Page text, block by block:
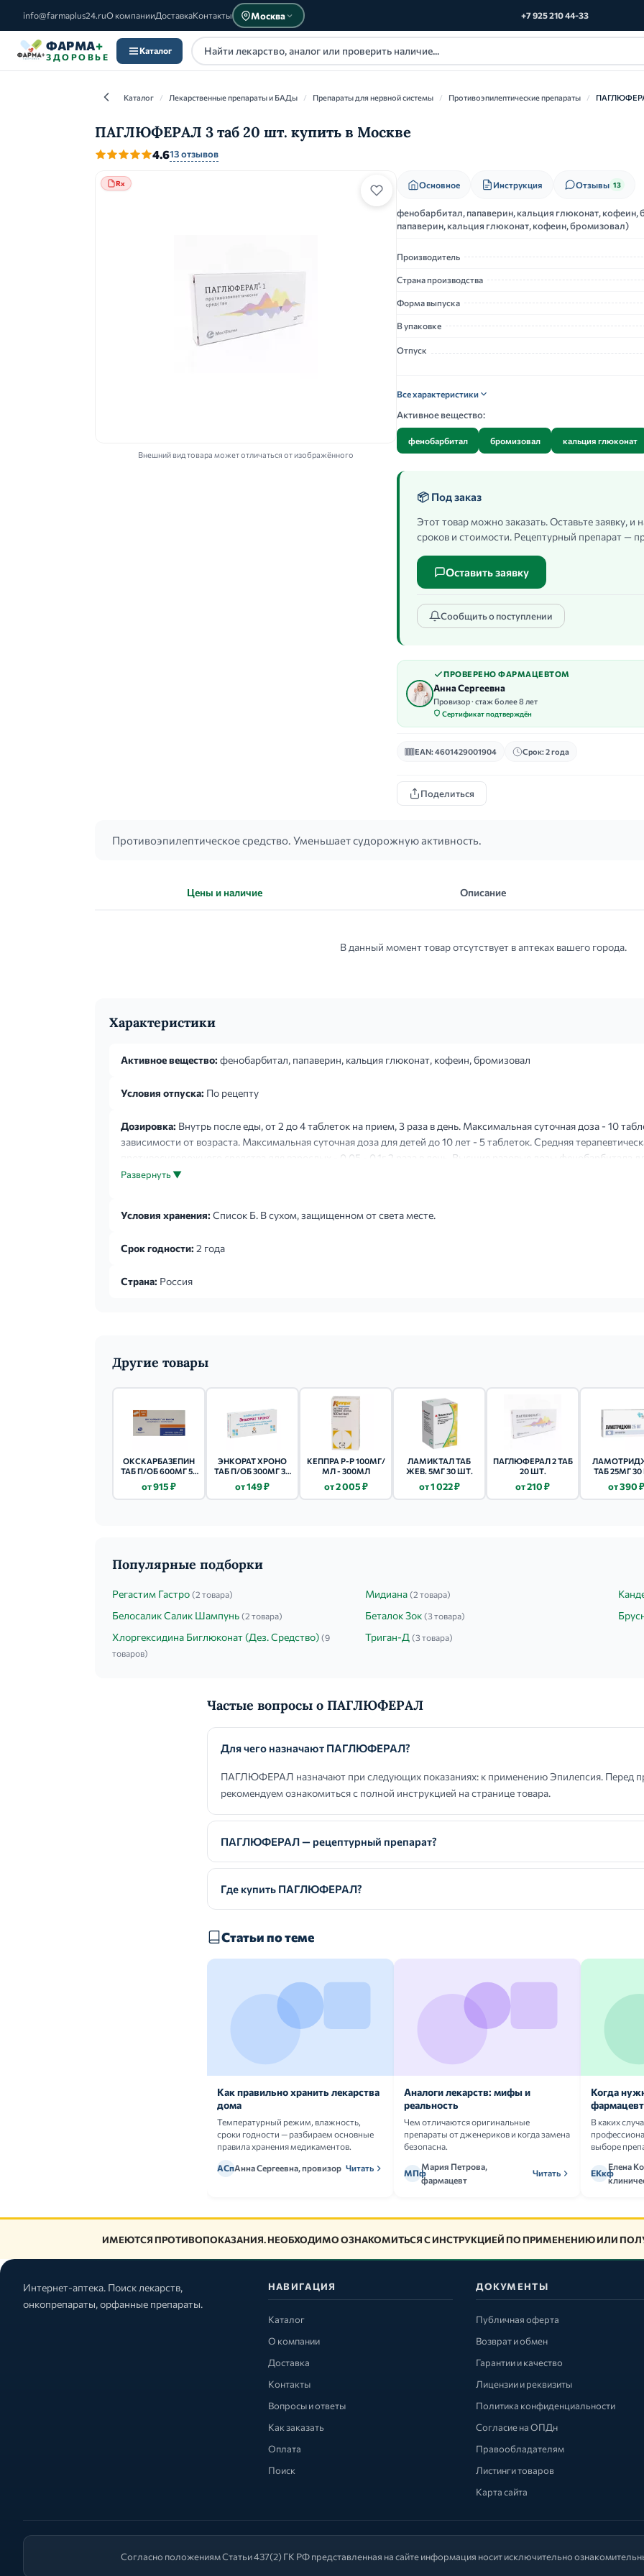
info@farmaplus24.ruО компанииДоставкаКонтакты Москва +7 925 210 44-33
ФАРМА+
ЗДОРОВЬЕ
Каталог
Каталог / Лекарственные препараты и БАДы / Препараты для нервной системы / Противоэпилептические препараты /
ПАГЛЮФЕРАЛ 3 таб 20 шт. купить в Москве
4.613 отзывов
Rx
Внешний вид товара может отличаться от изображённого
Основное Инструкция Отзывы 13
фенобарбитал, папаверин, кальция глюконат,
папаверин, кальция глюконат, кофеин, бромизовал)
Производитель
Страна производства
Форма выпуска
В упаковке
Отпуск
Все характеристики
Активное вещество:
фенобарбитал бромизовал кальция глюконат
📦 Под заказ
Этот товар можно заказать. Оставьте заявку,
сроков и стоимости. Рецептурный препарат —
Оставить заявку
Сообщить о поступлении
ПРОВЕРЕНО ФАРМАЦЕВТОМ
Анна Сергеевна
Провизор · стаж более 8 лет
Сертификат подтверждён
EAN: 4601429001904 Срок: 2 года
Поделиться
Противоэпилептическое средство. Уменьшает судорожную активность.
Цены и наличие Описание
В данный момент товар отсутствует в аптеках вашего города.
Характеристики
Активное вещество: фенобарбитал, папаверин, кальция глюконат, кофеин, бромизовал
Условия отпуска: По рецепту
Дозировка: Внутрь после еды, от 2 до 4 таблеток на прием, 3 раза в день. Максимальная суточная доза - 10
зависимости от возраста. Максимальная суточная доза для детей до 10 лет - 5 таблеток. Средняя
противосудорожного средства для взрослых - 0,05 - 0,1г 2 раза в день. Высшие разовые дозы фенобарбитала
Развернуть ▼
Условия хранения: Список Б. В сухом, защищенном от света месте.
Срок годности: 2 года
Страна: Россия
Другие товары
ОКСКАРБАЗЕПИН
ТАБ П/ОБ 600МГ 50
от 915 ₽
ЭНКОРАТ ХРОНО
ТАБ П/ОБ 300МГ 30
от 149 ₽
КЕППРА Р-Р 100МГ/
МЛ - 300МЛ
от 2 005 ₽
ЛАМИКТАЛ ТАБ
ЖЕВ. 5МГ 30 ШТ.
от 1 022 ₽
ПАГЛЮФЕРАЛ 2 ТАБ
20 ШТ.
от 210 ₽
ТАБ 25МГ 30
от 390 ₽
Популярные подборки
Регастим Гастро (2 товара) Мидиана (2 товара)
Белосалик Салик Шампунь (2 товара) Беталок Зок (3 товара)
Хлоргексидина Биглюконат (Дез. Средство) (9
товаров)
Триган-Д (3 товара)
Частые вопросы о ПАГЛЮФЕРАЛ
Для чего назначают ПАГЛЮФЕРАЛ?
ПАГЛЮФЕРАЛ назначают при следующих показаниях: к применению Эпилепсия. Перед
рекомендуем ознакомиться с полной инструкцией на странице товара.
ПАГЛЮФЕРАЛ — рецептурный препарат?
Где купить ПАГЛЮФЕРАЛ?
Статьи по теме
Как правильно хранить лекарства
дома
Температурный режим, влажность,
сроки годности — разбираем основные
правила хранения медикаментов.
АСпАнна Сергеевна, провизор Читать
Аналоги лекарств: мифы и
реальность
Чем отличаются оригинальные
препараты от дженериков и когда замена
безопасна.
МПф
Мария Петрова,
фармацевт
Читать
Когда
В каких
выборе
ЕКкф
Елена
ИМЕЮТСЯ ПРОТИВОПОКАЗАНИЯ. НЕОБХОДИМО ОЗНАКОМИТЬСЯ С ИНСТРУКЦИЕЙ ПО ПРИМЕНЕНИЮ ИЛИ
Интернет-аптека. Поиск лекарств,
онкопрепараты, орфанные препараты.
НАВИГАЦИЯ
Каталог
О компании
Доставка
Контакты
Вопросы и ответы
Как заказать
Оплата
Поиск
ДОКУМЕНТЫ
Публичная оферта
Возврат и обмен
Гарантии и качество
Лицензии и реквизиты
Политика конфиденциальности
Согласие на ОПДн
Правообладателям
Листинги товаров
Карта сайта
Согласно положениям Статьи 437(2) ГК РФ представленная на сайте информация носит исключительно